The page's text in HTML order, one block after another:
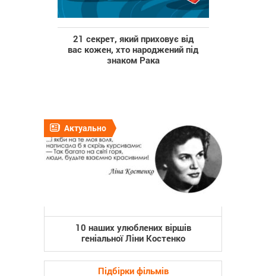
21 секрет, який приховує від
вас кожен, хто народжений під
знаком Рака
Актуально
10 наших улюблених віршів
геніальної Ліни Костенко
Підбірки фільмів